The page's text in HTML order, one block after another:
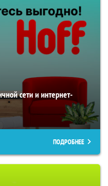
сети и интернет-
ПОДРОБНЕЕ